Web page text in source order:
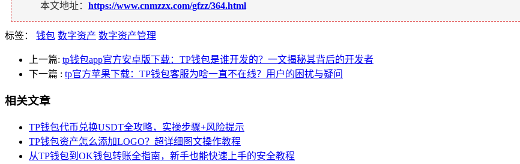
本文地址： https://www.cnmzzx.com/gfzz/364.html
标签： 钱包 数字资产 数字资产管理
上一篇: tp钱包app官方安卓版下载：TP钱包是谁开发的？一文揭秘其背后的开发者
下一篇 : tp官方苹果下载：TP钱包客服为啥一直不在线？用户的困扰与疑问
相关文章
TP钱包代币兑换USDT全攻略，实操步骤+风险提示
TP钱包资产怎么添加LOGO？超详细图文操作教程
从TP钱包到OK钱包转账全指南，新手也能快速上手的安全教程